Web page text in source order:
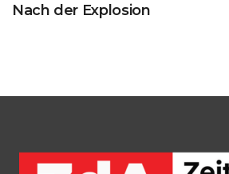
Nach der Explosion